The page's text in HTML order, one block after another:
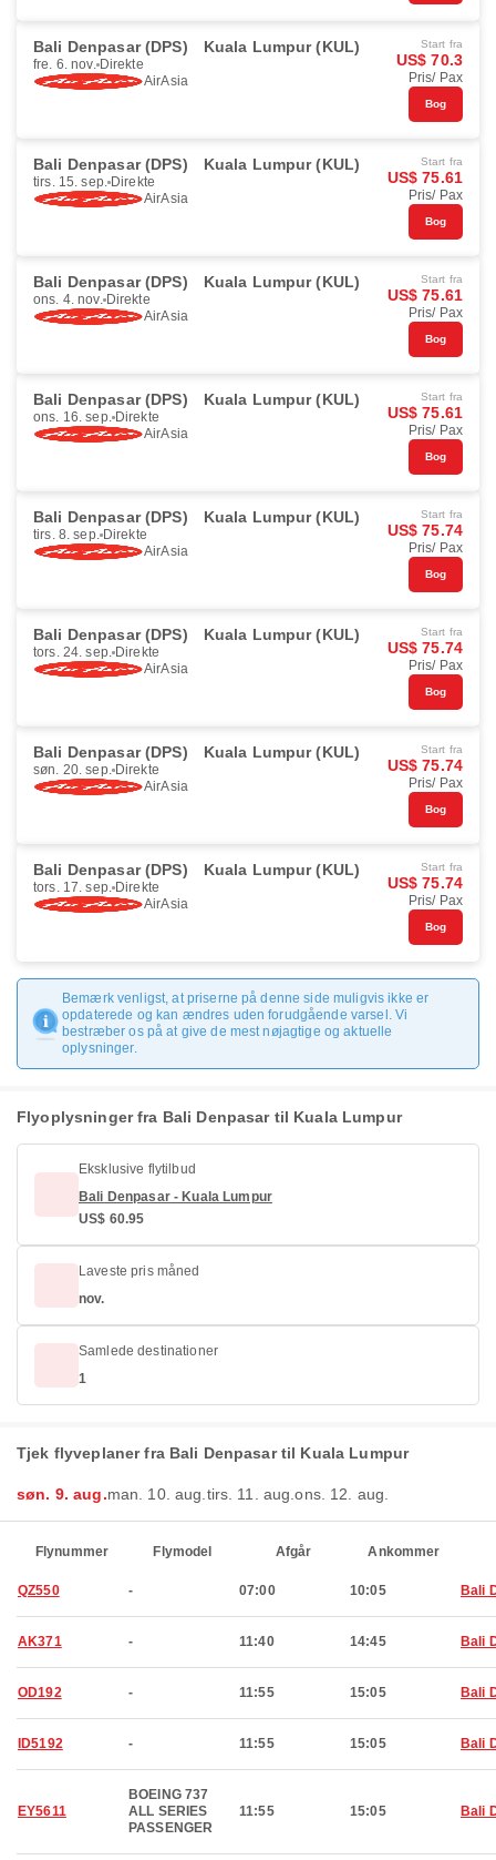
Bali Denpasar (DPS) Kuala Lumpur (KUL)
fre. 6. nov. Direkte
AirAsia
Start fra
US$ 70.3
Pris/ Pax
Bog
Bali Denpasar (DPS) Kuala Lumpur (KUL)
tirs. 15. sep. Direkte
AirAsia
Start fra
US$ 75.61
Pris/ Pax
Bog
Bali Denpasar (DPS) Kuala Lumpur (KUL)
ons. 4. nov. Direkte
AirAsia
Start fra
US$ 75.61
Pris/ Pax
Bog
Bali Denpasar (DPS) Kuala Lumpur (KUL)
ons. 16. sep. Direkte
AirAsia
Start fra
US$ 75.61
Pris/ Pax
Bog
Bali Denpasar (DPS) Kuala Lumpur (KUL)
tirs. 8. sep. Direkte
AirAsia
Start fra
US$ 75.74
Pris/ Pax
Bog
Bali Denpasar (DPS) Kuala Lumpur (KUL)
tors. 24. sep. Direkte
AirAsia
Start fra
US$ 75.74
Pris/ Pax
Bog
Bali Denpasar (DPS) Kuala Lumpur (KUL)
søn. 20. sep. Direkte
AirAsia
Start fra
US$ 75.74
Pris/ Pax
Bog
Bali Denpasar (DPS) Kuala Lumpur (KUL)
tors. 17. sep. Direkte
AirAsia
Start fra
US$ 75.74
Pris/ Pax
Bog
Bemærk venligst, at priserne på denne side muligvis ikke er
opdaterede og kan ændres uden forudgående varsel. Vi
bestræber os på at give de mest nøjagtige og aktuelle
oplysninger.
Flyoplysninger fra Bali Denpasar til Kuala Lumpur
Eksklusive flytilbud
Bali Denpasar - Kuala Lumpur
US$ 60.95
Laveste pris måned
nov.
Samlede destinationer
1
Tjek flyveplaner fra Bali Denpasar til Kuala Lumpur
søn. 9. aug.man. 10. aug. tirs. 11. aug.ons. 12. aug.
Flynummer Flymodel Afgår Ankommer
QZ550 - 07:00 10:05 Bali
AK371 - 11:40 14:45 Bali
OD192 - 11:55 15:05 Bali
ID5192 - 11:55 15:05 Bali
EY5611
BOEING 737
ALL SERIES
PASSENGER
11:55 15:05 Bali